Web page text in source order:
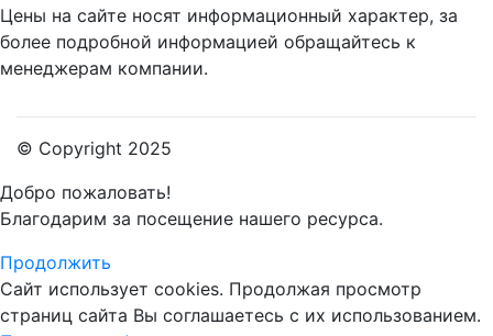
Цены на сайте носят информационный характер, за
более подробной информацией обращайтесь к
менеджерам компании.
© Copyright 2025
Добро пожаловать!
Благодарим за посещение нашего ресурса.
Продолжить
Сайт использует cookies. Продолжая просмотр
страниц сайта Вы соглашаетесь с их использованием.